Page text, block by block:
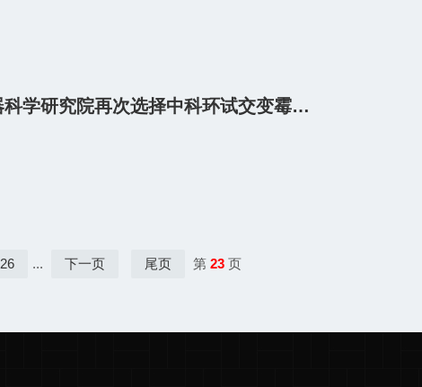
苏州电器科学研究院再次选择中科环试交变霉菌试验箱
26 ... 下一页 尾页 第23 页